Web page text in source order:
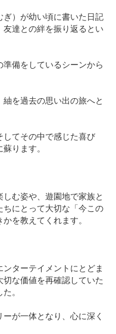
ぎ）が幼い頃に書いた日記
友達との絆を振り返るとい
備をしているシーンから
を過去の思い出の旅へと
てその中で感じた喜び
ります。
む姿や、遊園地で家族と
にとって大切な「今この
を教えてくれます。
ターテイメントにとどま
な価値を再確認していた
。
が一体となり、心に深く